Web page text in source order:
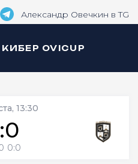
Александр Овечкин в TG
КИБЕР OVICUP
13:30
0:0